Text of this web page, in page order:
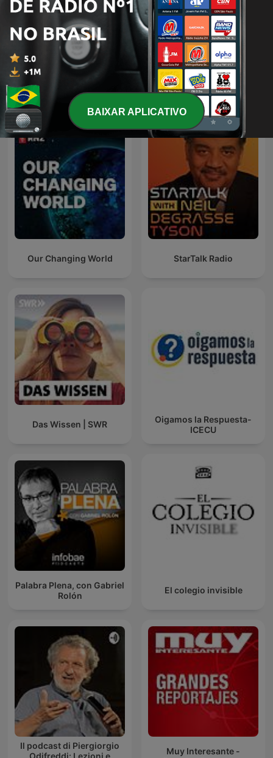
The Best of Coast to Coast
AM
Astronomia
Descomplicada
Podcasts internacionais de Ciência
Our Changing World StarTalk Radio
Das Wissen | SWR
Oigamos la Respuesta-
ICECU
Palabra Plena, con Gabriel
Rolón
El colegio invisible
Il podcast di Piergiorgio
Muy Interesante -
BAIXAR APLICATIVO